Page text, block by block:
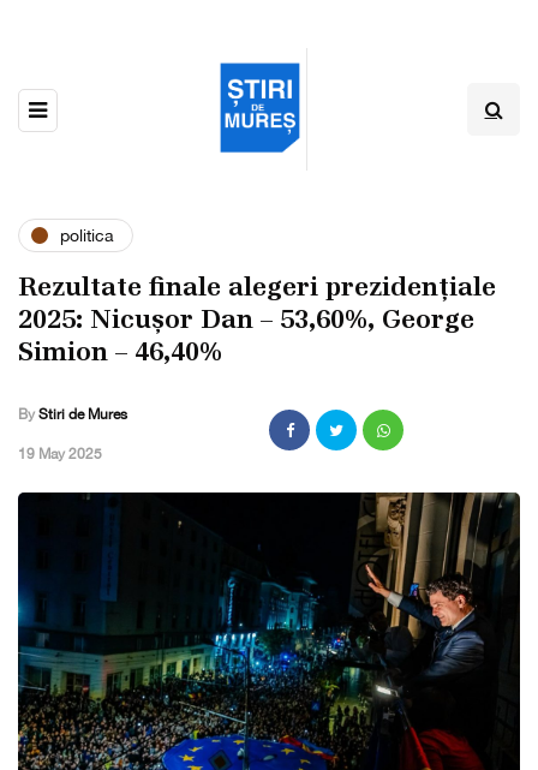
politica
Rezultate finale alegeri prezidențiale
2025: Nicușor Dan – 53,60%, George
Simion – 46,40%
By Stiri de Mures
,19 May 2025